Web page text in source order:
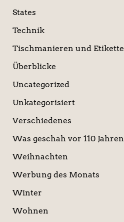
States
Technik
Tischmanieren und Etikette
Überblicke
Uncategorized
Unkategorisiert
Verschiedenes
Was geschah vor 110 Jahren
Weihnachten
Werbung des Monats
Winter
Wohnen